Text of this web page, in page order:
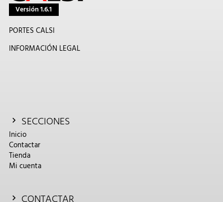
Versión 1.6.1
PORTES CALSI
INFORMACIÓN LEGAL
SECCIONES
Inicio
Contactar
Tienda
Mi cuenta